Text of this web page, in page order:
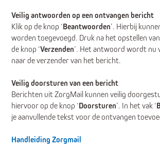
Veilig antwoorden op een ontvangen bericht
Klik op de knop ‘Beantwoorden’. Hierbij
worden toegevoegd. Druk na het opstellen
de knop ‘Verzenden’. Het antwoord wordt nu
naar de verzender van het bericht.
Veilig doorsturen van een bericht
Berichten uit ZorgMail kunnen veilig
hiervoor op de knop ‘Doorsturen’. In het vak ‘
je aanvullende tekst voor de ontvangen
Handleiding Zorgmail